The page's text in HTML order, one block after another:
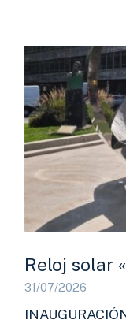
Reloj solar
31/07/2026